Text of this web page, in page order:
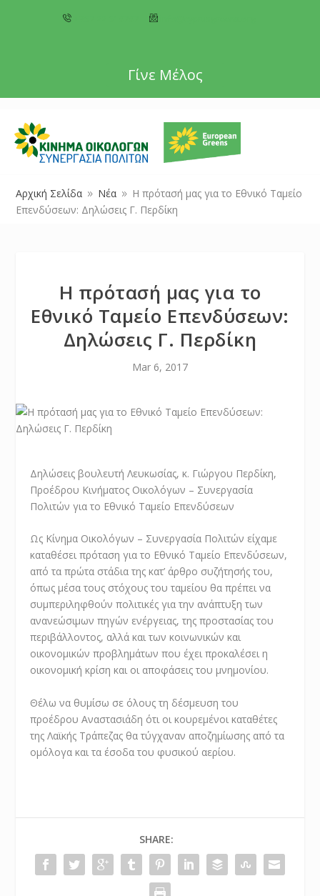
Γίνε Μέλος
Αρχική Σελίδα 9 Νέα 9
Η πρότασή μας για το Εθνικό Ταμείο
Επενδύσεων: Δηλώσεις Γ. Περδίκη
Η πρότασή μας για το
Εθνικό Ταμείο Επενδύσεων:
Δηλώσεις Γ. Περδίκη
Mar 6, 2017
Δηλώσεις βουλευτή Λευκωσίας, κ. Γιώργου Περδίκη,
Προέδρου Κινήματος Οικολόγων – Συνεργασία
Πολιτών για το Εθνικό Ταμείο Επενδύσεων
Ως Κίνημα Οικολόγων – Συνεργασία Πολιτών είχαμε
καταθέσει πρόταση για το ​Εθνικό Ταμείο Ε​πενδύσεων,
από τα πρώτα στάδια της κατ’ άρθρο συζήτησής του,
όπως μέσα τους στόχους του ταμείου θα πρέπει να
συμπεριληφθούν πολιτικές για την ανάπτυξη των
ανανεώσιμων πηγών ενέργειας, της προστασίας του
περιβάλλοντος, αλλά και των κοινωνικών και
οικονομικών προβλημάτων που έχει προκαλέσει η
οικονομική κρίση και οι αποφάσεις του μνημονίου.
Θέλω να θυμίσω σε όλους τη δέσμευση του
προέδρου Αναστασιάδη ότι οι κουρεμένοι καταθέτες
της Λ​αϊκής Τ​ράπεζας θα τύγχαναν αποζημίωσης από τα
ομόλογα και τα έσοδα του φυσικού αερίου.
SHARE: